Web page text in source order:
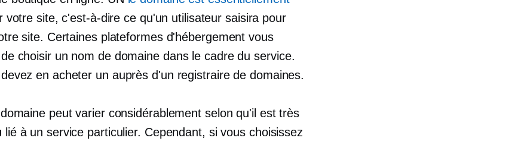
votre site, c'est-à-dire ce qu'un utilisateur saisira pour
site. Certaines plateformes d'hébergement vous
choisir un nom de domaine dans le cadre du service.
en acheter un auprès d'un registraire de domaines.
peut varier considérablement selon qu'il est très
lié à un service particulier. Cependant, si vous choisissez